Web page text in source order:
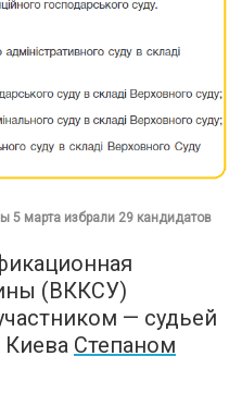
5 марта избрали 29 кандидатов
(ВККСУ)
— судьей
Киева Степаном